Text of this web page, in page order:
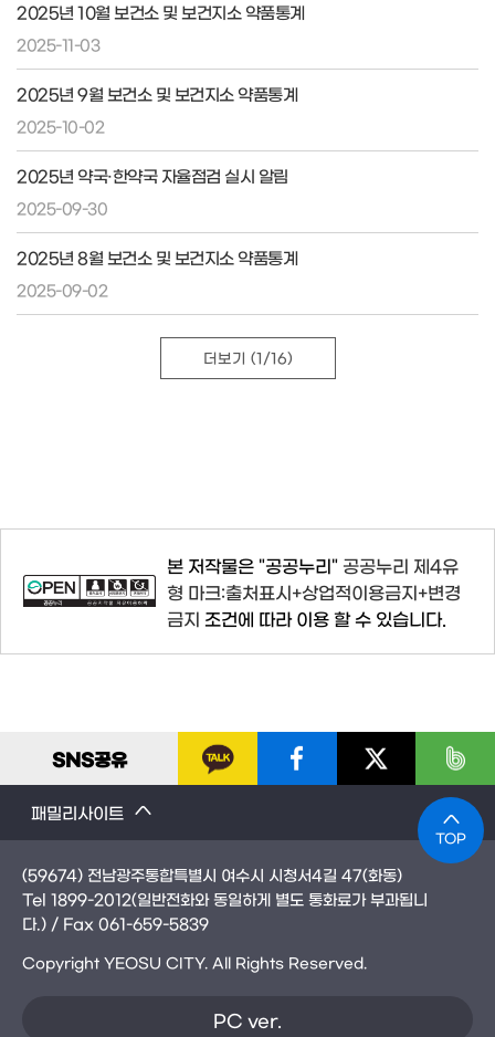
2025년 10월 보건소 및 보건지소 약품통계
2025-11-03
2025년 9월 보건소 및 보건지소 약품통계
2025-10-02
2025년 약국·한약국 자율점검 실시 알림
2025-09-30
2025년 8월 보건소 및 보건지소 약품통계
2025-09-02
더보기 (1/16)
본 저작물은 "공공누리" 공공누리 제4유
형 마크:출처표시+상업적이용금지+변경
금지 조건에 따라 이용 할 수 있습니다.
SNS공유
패밀리사이트
TOP
(59674) 전남광주통합특별시 여수시 시청서4길 47(화동)
Tel 1899-2012(일반전화와 동일하게 별도 통화료가 부과됩니
다.) / Fax 061-659-5839
Copyright YEOSU CITY. All Rights Reserved.
PC ver.